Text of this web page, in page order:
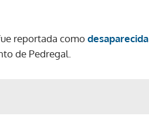
reportada comodesaparecida
de Pedregal.